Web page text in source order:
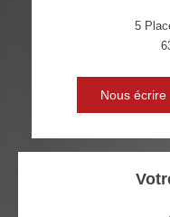
DISTANCE DE L'AÉROPORT
RESTAURANTS ET CAFÉS
5
Nous écrire